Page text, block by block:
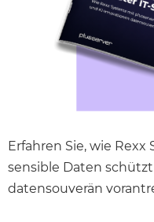
Erfahren Sie, wie
sensible Daten
datensouverän